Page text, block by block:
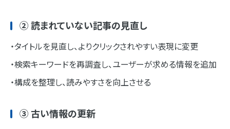
② 読まれていない記事の見直し
・タイトルを見直し、よりクリックされやすい表現に変更
・検索キーワードを再調査し、ユーザーが求める情報を追加
・構成を整理し、読みやすさを向上させる
③ 古い情報の更新